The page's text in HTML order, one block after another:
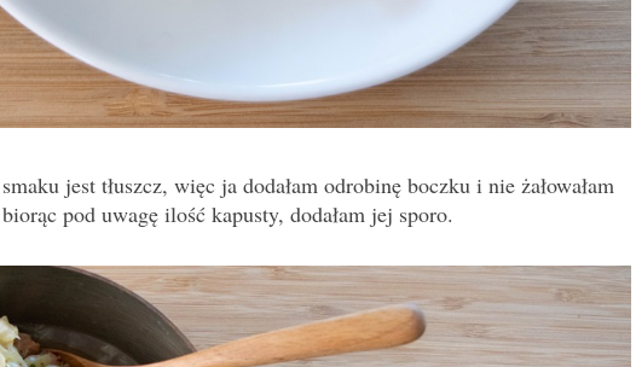
jest tłuszcz, więc ja dodałam odrobinę boczku i nie żałowałam
pod uwagę ilość kapusty, dodałam jej sporo.